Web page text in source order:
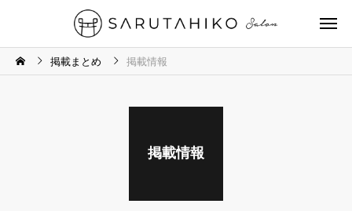
掲載まとめ 掲載情報
掲載情報